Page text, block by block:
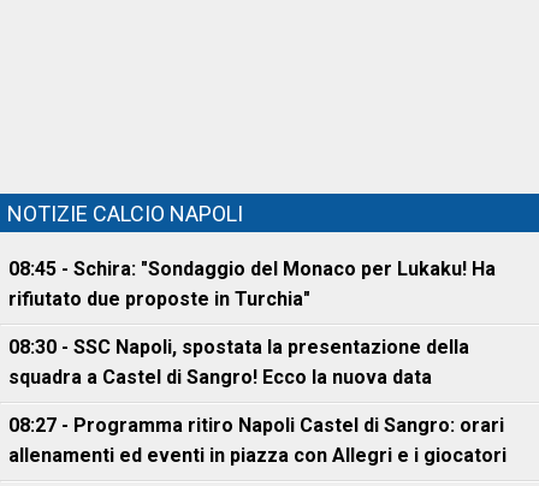
NOTIZIE CALCIO NAPOLI
08:45 - Schira: "Sondaggio del Monaco per Lukaku! Ha
rifiutato due proposte in Turchia"
08:30 - SSC Napoli, spostata la presentazione della
squadra a Castel di Sangro! Ecco la nuova data
08:27 - Programma ritiro Napoli Castel di Sangro: orari
allenamenti ed eventi in piazza con Allegri e i giocatori